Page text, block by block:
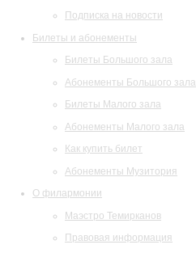
Подписка на новости
Билеты и абонементы
Билеты Большого зала
Абонементы Большого зала
Билеты Малого зала
Абонементы Малого зала
Как купить билет
Абонементы Музитория
О филармонии
Маэстро Темирканов
Правовая информация